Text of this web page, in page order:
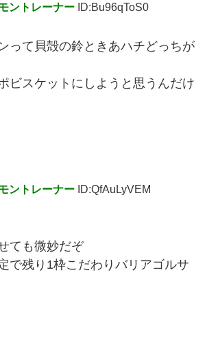
ントレーナー ID:Bu96qToS0
って貝殻の鈴ときあハチどっちが
ビスケットにしようと思うんだけ
ントレーナー ID:QfAuLyVEM
ても微妙だぞ
で残り1枠こだわりバリアゴルサ